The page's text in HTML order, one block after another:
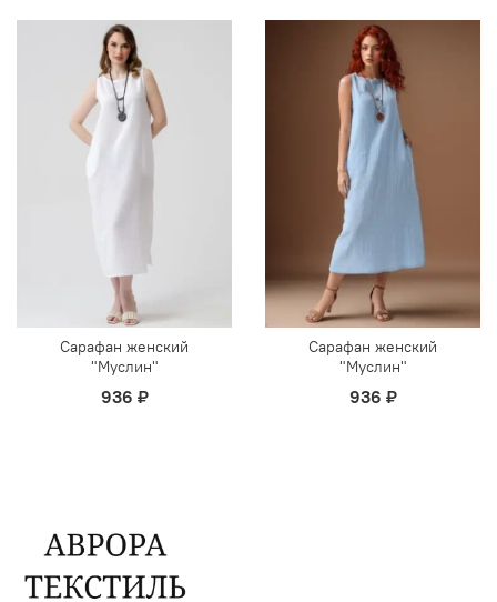
Сарафан женский
"Муслин"
936 ₽
Сарафан женский
"Муслин"
936 ₽